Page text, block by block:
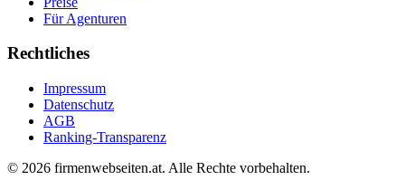
Für Agenturen
Rechtliches
Impressum
Datenschutz
AGB
Ranking-Transparenz
© 2026 firmenwebseiten.at. Alle Rechte vorbehalten.